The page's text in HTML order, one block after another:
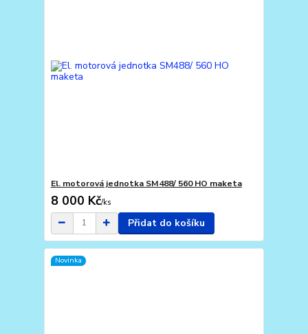
El. motorová jednotka SM488/ 560 HO maketa
8 000 Kč/ks
Přidat do košíku
Novinka